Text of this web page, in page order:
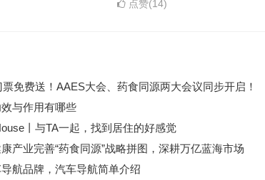
点赞(14)
票免费送！AAES大会、药食同源两大会议同步开启！
与作用有哪些
丨与TA一起，找到居住的好感觉
产业完善“药食同源”战略拼图，深耕万亿蓝海市场
航品牌，汽车导航简单介绍